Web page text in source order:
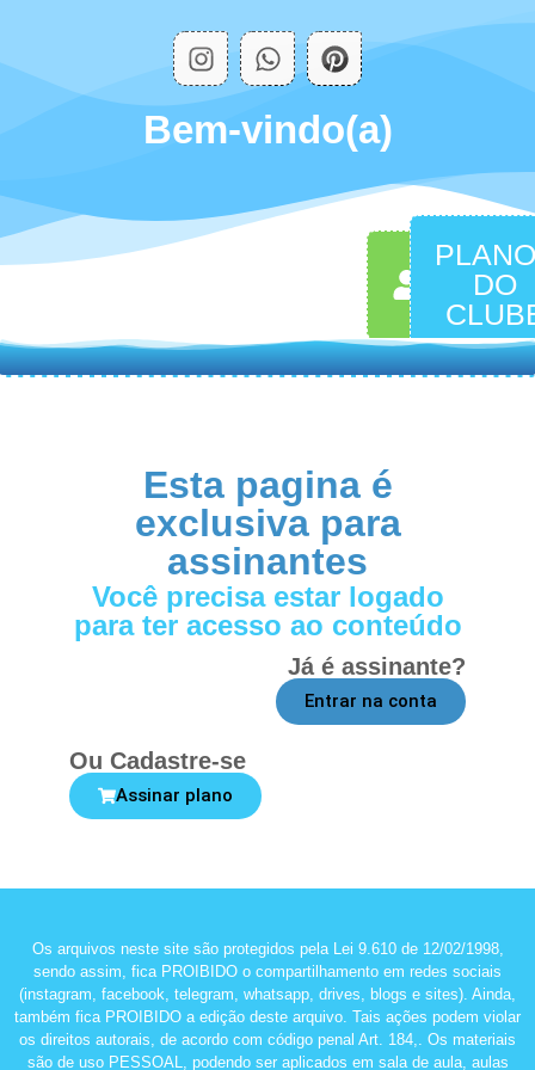
Bem-vindo(a)
MINHA
CONTA
DO
Esta pagina é
exclusiva para
assinantes
Você precisa estar logado
para ter acesso ao conteúdo
Já é assinante?
Entrar na conta
Ou Cadastre-se
Assinar plano
Os arquivos neste site são protegidos pela Lei 9.610 de 12/02/1998,
sendo assim, fica PROIBIDO o compartilhamento em redes sociais
(instagram, facebook, telegram, whatsapp, drives, blogs e sites). Ainda,
também fica PROIBIDO a edição deste arquivo. Tais ações podem violar
os direitos autorais, de acordo com código penal Art. 184,. Os materiais
são de uso PESSOAL, podendo ser aplicados em sala de aula, aulas